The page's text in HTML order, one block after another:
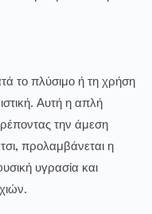
το πλύσιμο ή τη χρήση
Αυτή η απλή
την άμεση
προλαμβάνεται η
υγρασία και